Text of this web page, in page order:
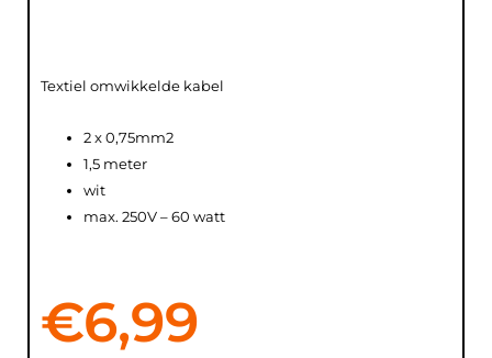
Textiel omwikkelde kabel
2 x 0,75mm2
1,5 meter
wit
max. 250V – 60 watt
€6,99